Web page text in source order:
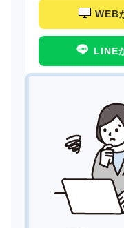
WEB
LINE